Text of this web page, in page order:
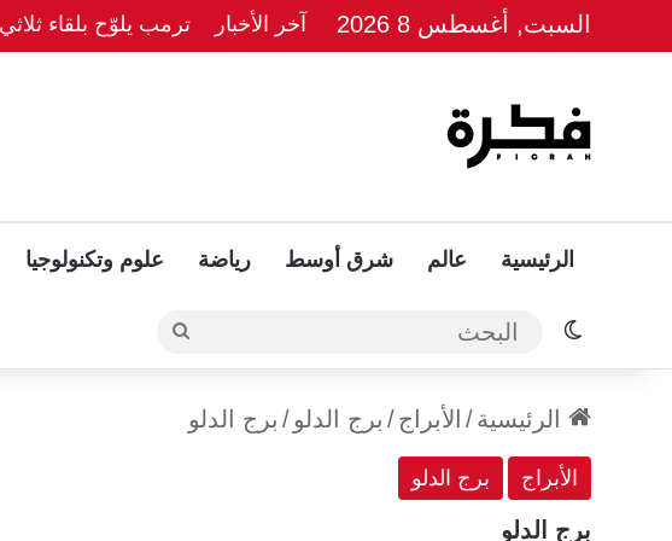
السبت, أغسطس 8 2026 آخر الأخبار ترمب يلوّح بلقاء
الرئيسية عالم شرق أوسط رياضة علوم وتكنولوجيا
الوضع المظلم البحث
الرئيسية/ الأبراج/ برج الدلو/ برج الدلو
الأبراج برج الدلو
برج الدلو